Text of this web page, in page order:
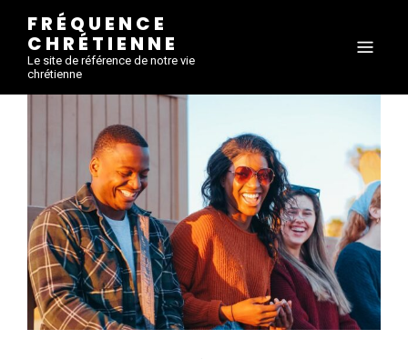
FRÉQUENCE
CHRÉTIENNE
Le site de référence de notre vie
chrétienne